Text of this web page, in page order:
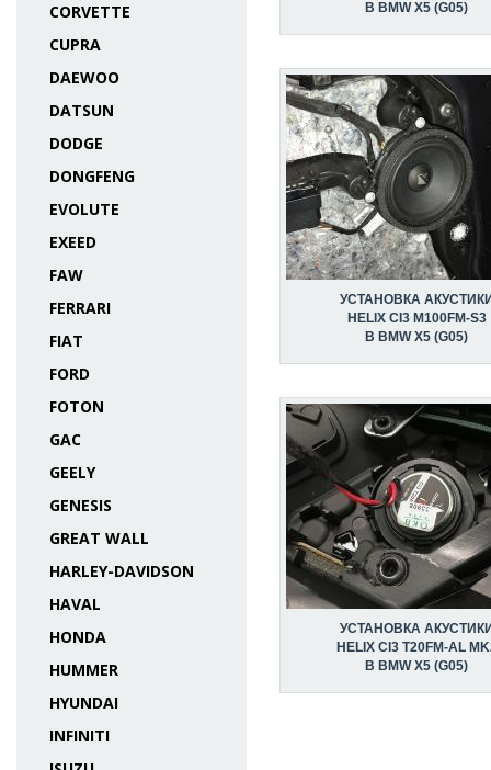
CORVETTE
CUPRA
DAEWOO
DATSUN
DODGE
DONGFENG
EVOLUTE
EXEED
FAW
FERRARI
FIAT
FORD
FOTON
GAC
GEELY
GENESIS
GREAT WALL
HARLEY-DAVIDSON
HAVAL
HONDA
HUMMER
HYUNDAI
INFINITI
В BMW X5 (G05)
УСТАНОВКА
HELIX CI3 M100FM-S3
В BMW X5 (G05)
УСТАНОВКА
HELIX CI3 T20FM-AL
В BMW X5 (G05)